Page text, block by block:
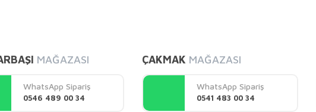
Yorum Yaz
MAĞAZASI
WhatsApp Sipariş
0546 489 00 34
ÇAKMAK MAĞAZASI
WhatsApp Sipariş
0541 483 00 34